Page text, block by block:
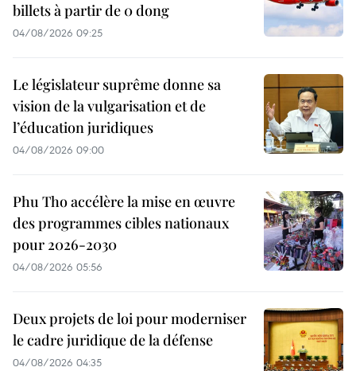
billets à partir de 0 dong
04/08/2026 09:25
Le législateur suprême donne sa
vision de la vulgarisation et de
l’éducation juridiques
04/08/2026 09:00
Phu Tho accélère la mise en œuvre
des programmes cibles nationaux
pour 2026-2030
04/08/2026 05:56
Deux projets de loi pour moderniser
le cadre juridique de la défense
04/08/2026 04:35